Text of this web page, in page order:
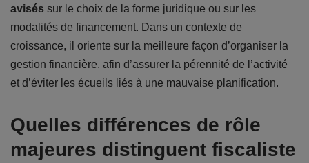
avisés sur le choix de la forme juridique ou sur les
modalités de financement. Dans un contexte de
croissance, il oriente sur la meilleure façon d’organiser la
gestion financière, afin d’assurer la pérennité de l’activité
et d’éviter les écueils liés à une mauvaise planification.
Quelles différences de rôle
majeures distinguent fiscaliste